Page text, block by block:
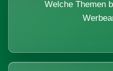
Welche Themen